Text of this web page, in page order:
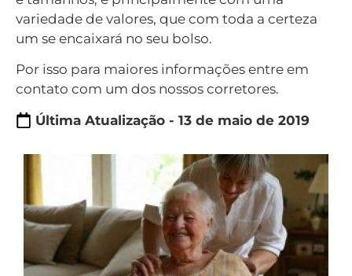
variedade de valores, que com toda a certeza
um se encaixará no seu bolso.
Por isso para maiores informações entre em
contato com um dos nossos corretores.
Última Atualização - 13 de maio de 2019